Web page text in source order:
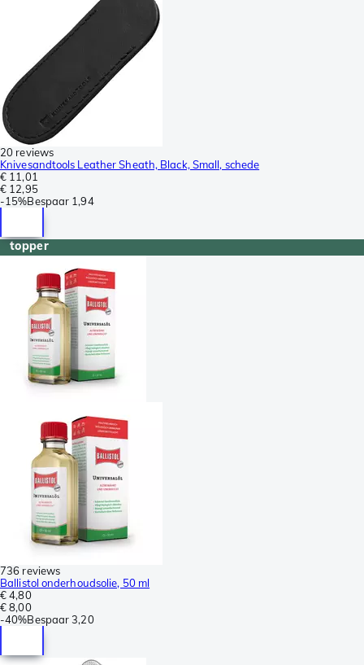
20 reviews
Knivesandtools Leather Sheath, Black, Small, schede
€ 11,01
€ 12,95
-15%Bespaar 1,94
topper
736 reviews
Ballistol onderhoudsolie, 50 ml
€ 4,80
€ 8,00
-40%Bespaar 3,20